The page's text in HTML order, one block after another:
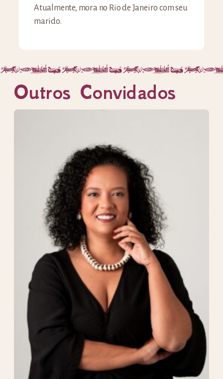
Atualmente, mora no Rio de Janeiro com seu
marido.
Outros Convidados